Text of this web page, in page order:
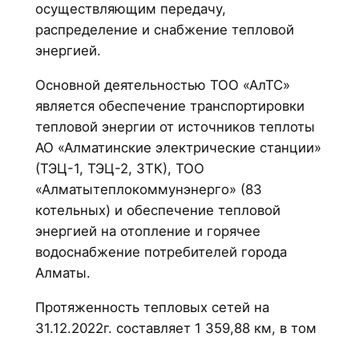
осуществляющим передачу,
распределение и снабжение тепловой
энергией.
Основной деятельностью ТОО «АлТС»
является обеспечение транспортировки
тепловой энергии от источников теплоты
АО «Алматинские электрические станции»
(ТЭЦ-1, ТЭЦ-2, ЗТК), ТОО
«Алматытеплокоммунэнерго» (83
котельных) и обеспечение тепловой
энергией на отопление и горячее
водоснабжение потребителей города
Алматы.
Протяженность тепловых сетей на
31.12.2022г. составляет 1 359,88 км, в том